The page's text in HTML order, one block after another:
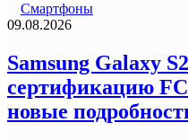
Смартфоны
09.08.2026
Samsung Galaxy
сертификацию
новые